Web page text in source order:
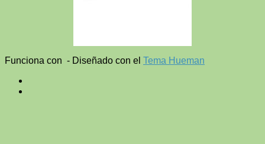
Funciona con - Diseñado con el Tema Hueman